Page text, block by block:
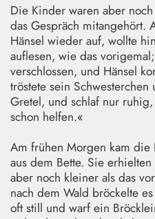
Die Kinder waren aber
das Gespräch mitangehört.
Hänsel wieder auf, wollte
auflesen, wie das
verschlossen, und Hänsel
tröstete sein
Gretel, und schlaf nur
schon helfen.«
Am frühen Morgen kam
aus dem Bette. Sie
aber noch kleiner als das
nach dem Wald bröckelte
oft still und warf ein